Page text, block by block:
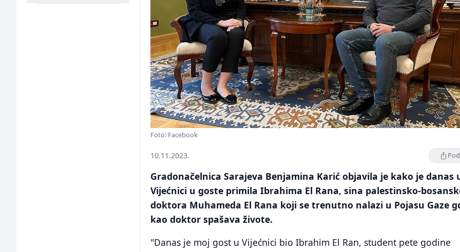
Foto: Facebook
10.11.2023.
Gradonačelnica Sarajeva Benjamina Karić objavila je kako je danas
Vijećnici u goste primila Ibrahima El Rana, sina palestinsko-
doktora Muhameda El Rana koji se trenutno nalazi u Pojasu Gaze
kao doktor spašava živote.
"Danas je moj gost u Vijećnici bio Ibrahim El Ran, student pete godine